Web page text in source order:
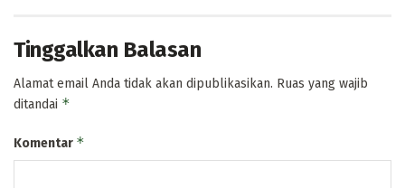
Tinggalkan Balasan
Alamat email Anda tidak akan dipublikasikan. Ruas yang wajib
ditandai *
Komentar *